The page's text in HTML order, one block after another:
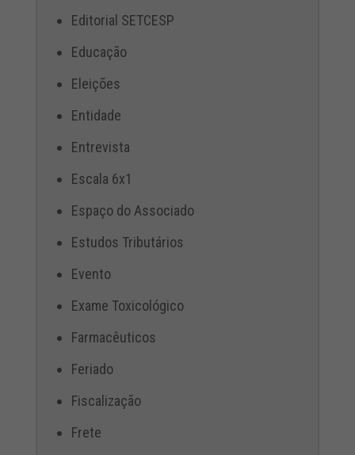
Editorial SETCESP
Educação
Eleições
Entidade
Entrevista
Escala 6x1
Espaço do Associado
Estudos Tributários
Evento
Exame Toxicológico
Farmacêuticos
Feriado
Fiscalização
Frete